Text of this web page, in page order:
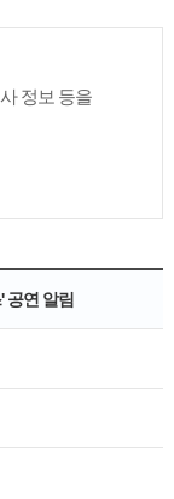
정보 등을
공연 알림